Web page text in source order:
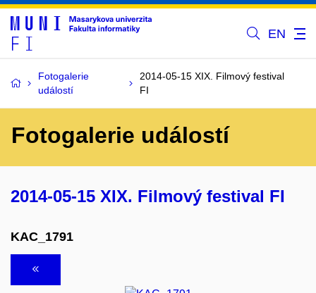
EN
Fotogalerie
událostí
2014-05-15 XIX. Filmový festival
FI
Fotogalerie událostí
2014-05-15 XIX. Filmový festival FI
KAC_1791